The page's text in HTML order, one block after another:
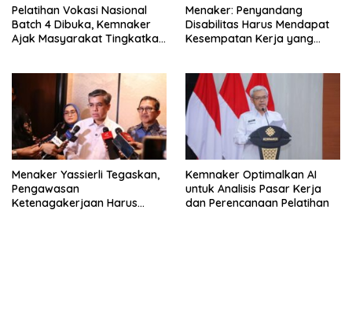
Pelatihan Vokasi Nasional
Batch 4 Dibuka, Kemnaker
Ajak Masyarakat Tingkatkan
Menaker: Penyandang
Disabilitas Harus Mendapat
Kesempatan Kerja yang
Menaker Yassierli Tegaskan,
Pengawasan
Ketenagakerjaan Harus
Kemnaker Optimalkan AI
untuk Analisis Pasar Kerja
dan Perencanaan Pelatihan